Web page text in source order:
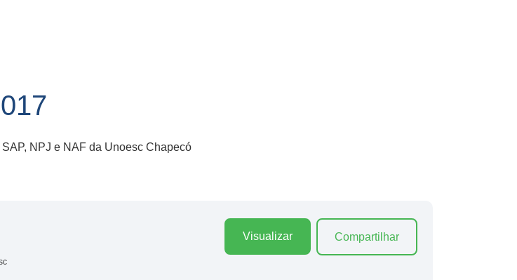
NPJ e NAF da Unoesc Chapecó
Visualizar Compartilhar